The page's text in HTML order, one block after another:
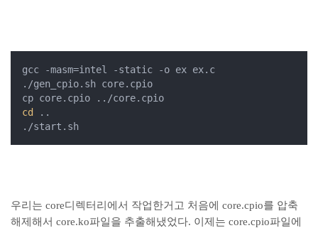
gcc -masm=intel -static -o ex ex.c
./gen_cpio.sh core.cpio
cd
..
./start.sh
우리는 core디렉터리에서 작업한거고 처음에 core.cpio를 압축
해제해서 core.ko파일을 추출해냈었다. 이제는 core.cpio파일에